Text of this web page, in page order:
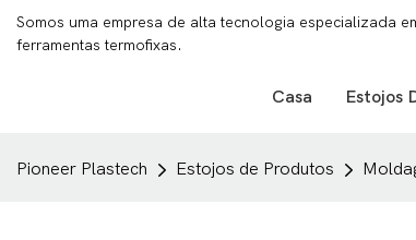
Somos uma empresa de alta tecnologia especializada
ferramentas termofixas.
Casa Estojos
Pioneer Plastech Estojos de Produtos